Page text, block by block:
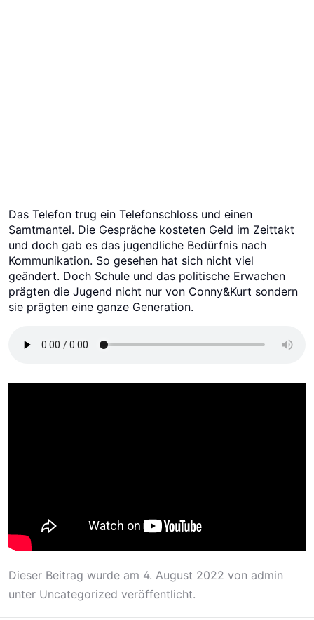
Das Telefon trug ein Telefonschloss und einen
Samtmantel. Die Gespräche kosteten Geld im Zeittakt
und doch gab es das jugendliche Bedürfnis nach
Kommunikation. So gesehen hat sich nicht viel
geändert. Doch Schule und das politische Erwachen
prägten die Jugend nicht nur von Conny&Kurt sondern
sie prägten eine ganze Generation.
Dieser Beitrag wurde am 4. August 2022 von admin
unter Uncategorized veröffentlicht.